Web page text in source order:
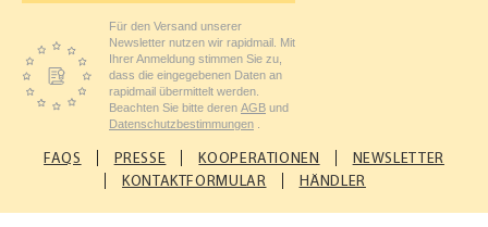
Für den Versand unserer
Newsletter nutzen wir rapidmail. Mit
Ihrer Anmeldung stimmen Sie zu,
dass die eingegebenen Daten an
rapidmail übermittelt werden.
Beachten Sie bitte deren AGB und
Datenschutzbestimmungen .
FAQS PRESSE KOOPERATIONEN
NEWSLETTER
KONTAKTFORMULAR
HÄNDLER